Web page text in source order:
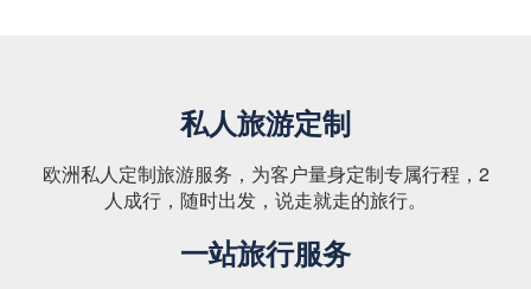
私人旅游定制
欧洲私人定制旅游服务，为客户量身定制专属行程，2
人成行，随时出发，说走就走的旅行。
一站旅行服务